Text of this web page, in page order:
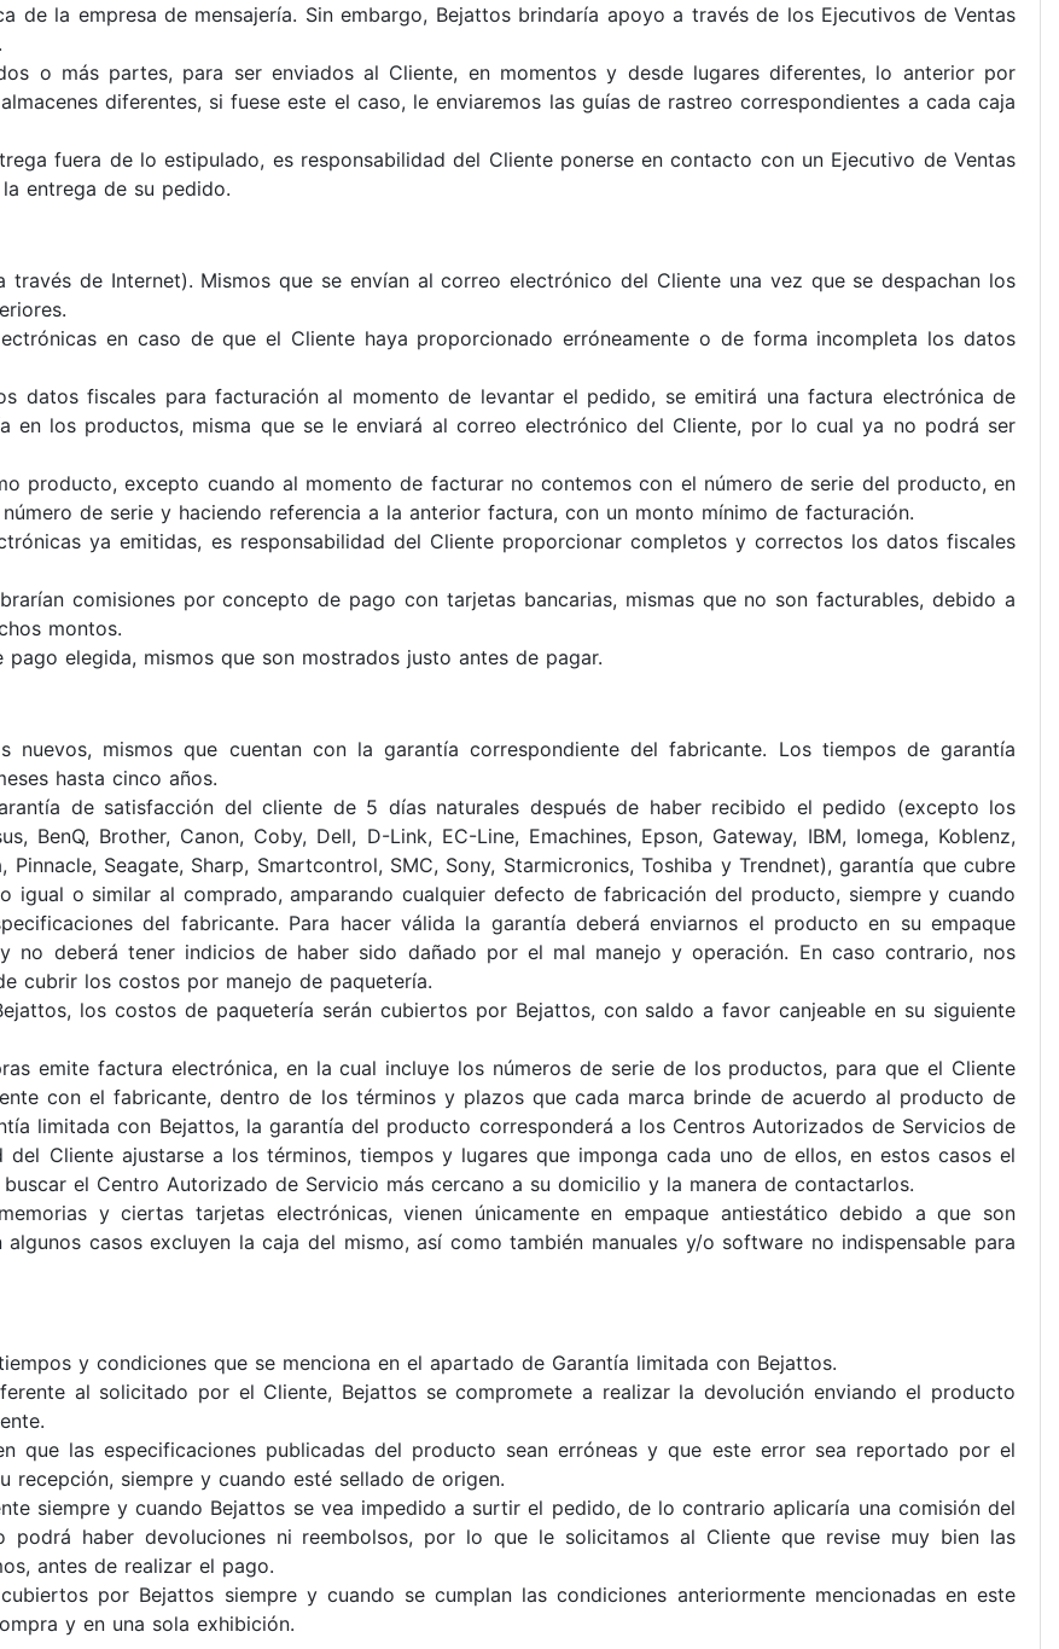
la empresa de mensajería. Sin embargo, Bejattos brindaría apoyo a través de los Ejecutivos de Ventas
o más partes, para ser enviados al Cliente, en momentos y desde lugares diferentes, lo anterior por
diferentes, si fuese este el caso, le enviaremos las guías de rastreo correspondientes a cada caja
fuera de lo estipulado, es responsabilidad del Cliente ponerse en contacto con un Ejecutivo de Ventas
entrega de su pedido.
través de Internet). Mismos que se envían al correo electrónico del Cliente una vez que se despachan los
en caso de que el Cliente haya proporcionado erróneamente o de forma incompleta los datos
datos fiscales para facturación al momento de levantar el pedido, se emitirá una factura electrónica de
en los productos, misma que se le enviará al correo electrónico del Cliente, por lo cual ya no podrá ser
producto, excepto cuando al momento de facturar no contemos con el número de serie del producto, en
de serie y haciendo referencia a la anterior factura, con un monto mínimo de facturación.
ya emitidas, es responsabilidad del Cliente proporcionar completos y correctos los datos fiscales
comisiones por concepto de pago con tarjetas bancarias, mismas que no son facturables, debido a
montos.
elegida, mismos que son mostrados justo antes de pagar.
mismos que cuentan con la garantía correspondiente del fabricante. Los tiempos de garantía
hasta cinco años.
de satisfacción del cliente de 5 días naturales después de haber recibido el pedido (excepto los
BenQ, Brother, Canon, Coby, Dell, D-Link, EC-Line, Emachines, Epson, Gateway, IBM, Iomega, Koblenz,
Seagate, Sharp, Smartcontrol, SMC, Sony, Starmicronics, Toshiba y Trendnet), garantía que cubre
igual o similar al comprado, amparando cualquier defecto de fabricación del producto, siempre y cuando
del fabricante. Para hacer válida la garantía deberá enviarnos el producto en su empaque
deberá tener indicios de haber sido dañado por el mal manejo y operación. En caso contrario, nos
cubrir los costos por manejo de paquetería.
los costos de paquetería serán cubiertos por Bejattos, con saldo a favor canjeable en su siguiente
emite factura electrónica, en la cual incluye los números de serie de los productos, para que el Cliente
con el fabricante, dentro de los términos y plazos que cada marca brinde de acuerdo al producto de
limitada con Bejattos, la garantía del producto corresponderá a los Centros Autorizados de Servicios de
Cliente ajustarse a los términos, tiempos y lugares que imponga cada uno de ellos, en estos casos el
el Centro Autorizado de Servicio más cercano a su domicilio y la manera de contactarlos.
y ciertas tarjetas electrónicas, vienen únicamente en empaque antiestático debido a que son
casos excluyen la caja del mismo, así como también manuales y/o software no indispensable para
y condiciones que se menciona en el apartado de Garantía limitada con Bejattos.
al solicitado por el Cliente, Bejattos se compromete a realizar la devolución enviando el producto
que las especificaciones publicadas del producto sean erróneas y que este error sea reportado por el
siempre y cuando esté sellado de origen.
siempre y cuando Bejattos se vea impedido a surtir el pedido, de lo contrario aplicaría una comisión del
podrá haber devoluciones ni reembolsos, por lo que le solicitamos al Cliente que revise muy bien las
antes de realizar el pago.
por Bejattos siempre y cuando se cumplan las condiciones anteriormente mencionadas en este
y en una sola exhibición.